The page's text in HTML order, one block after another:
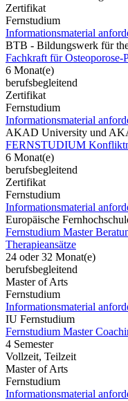
Zertifikat
Fernstudium
Informationsmaterial
BTB - Bildungswerk für
Fachkraft für Osteoporose-
6 Monat(e)
berufsbegleitend
Zertifikat
Fernstudium
Informationsmaterial
AKAD University und
FERNSTUDIUM
6 Monat(e)
berufsbegleitend
Zertifikat
Fernstudium
Informationsmaterial
Europäische
Fernstudium Master
Therapieansätze
24 oder 32 Monat(e)
berufsbegleitend
Master of Arts
Fernstudium
Informationsmaterial
IU Fernstudium
Fernstudium Master
4 Semester
Vollzeit, Teilzeit
Master of Arts
Fernstudium
Informationsmaterial